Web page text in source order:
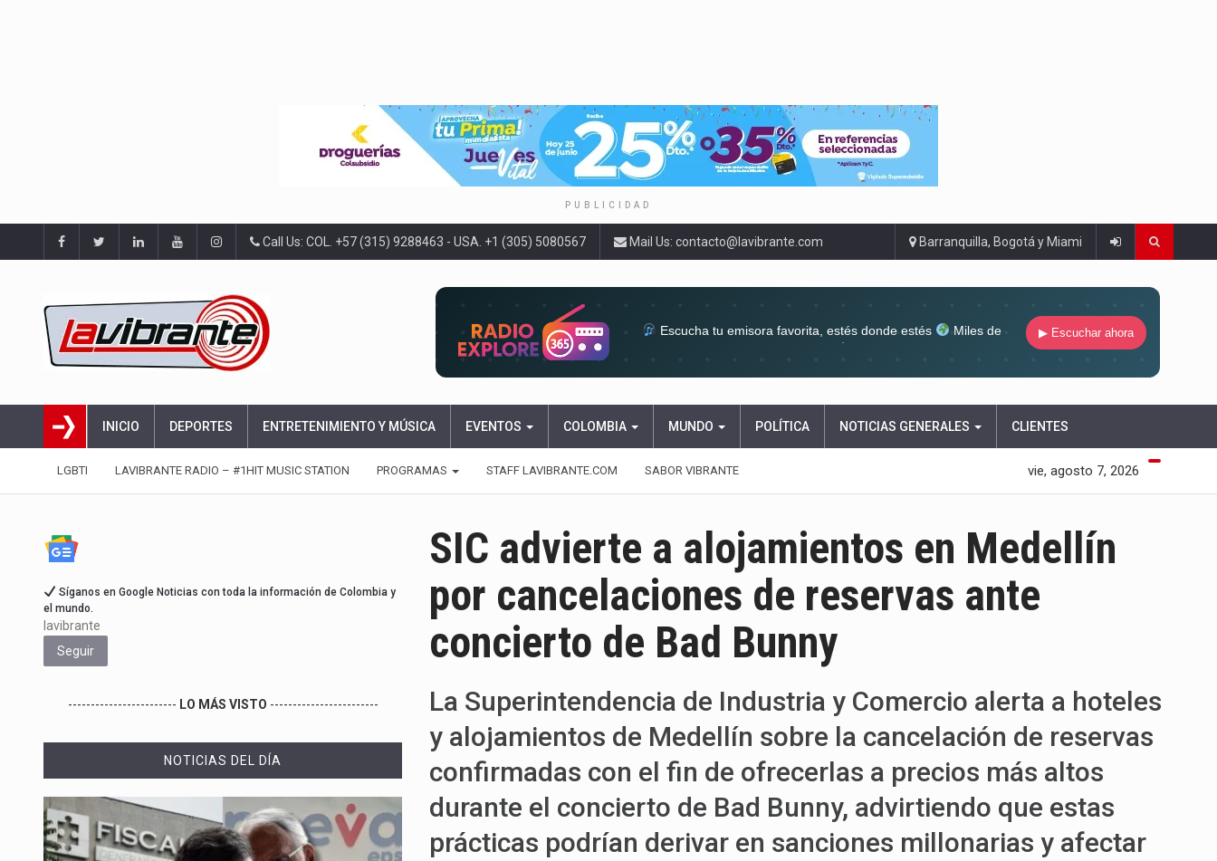
PUBLICIDAD
Call Us: COL. +57 (315) 9288463 - USA. +1 (305) 5080567 Mail Us: contacto@lavibrante.com Barranquilla, Bogotá y Miami
Escucha tu emisora favorita, estés donde estés
Miles de
▶ Escuchar ahora
INICIO DEPORTES ENTRETENIMIENTO Y MÚSICA EVENTOS COLOMBIA MUNDO POLÍTICA NOTICIAS GENERALES CLIENTES
LGBTI LAVIBRANTE RADIO – #1HIT MUSIC STATION PROGRAMAS STAFF LAVIBRANTE.COM SABOR VIBRANTE vie, agosto 7, 2026
SIC advierte a alojamientos en Medellín
por cancelaciones de reservas ante
concierto de Bad Bunny
La Superintendencia de Industria y Comercio alerta a hoteles
y alojamientos de Medellín sobre la cancelación de reservas
confirmadas con el fin de ofrecerlas a precios más altos
durante el concierto de Bad Bunny, advirtiendo que estas
prácticas podrían derivar en sanciones millonarias y afectar
Síganos en Google Noticias con toda la información de Colombia y
el mundo.
lavibrante
Seguir
------------------------ LO MÁS VISTO ------------------------
NOTICIAS DEL DÍA